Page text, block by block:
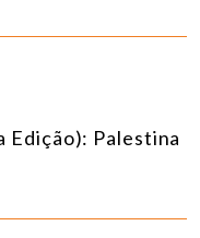
Edição): Palestina